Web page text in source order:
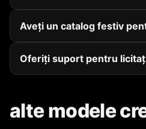
Aveți un catalog festiv
Oferiți suport pentru
alte modele